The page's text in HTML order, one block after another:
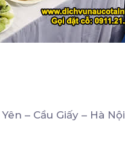
– Cầu Giấy – Hà Nội